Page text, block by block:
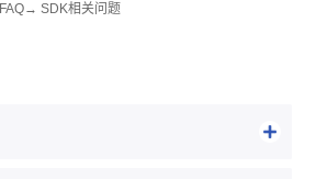
FAQ→SDK相关问题